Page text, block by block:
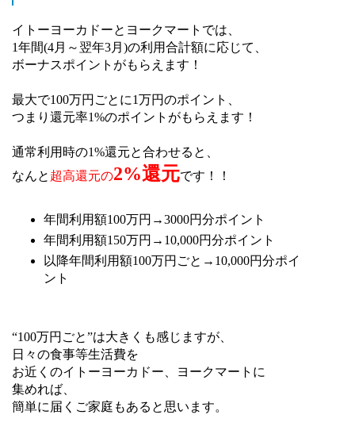
イトーヨーカドーとヨークマートでは、
1年間(4月～翌年3月)の利用合計額に応じて、
ボーナスポイントがもらえます！
最大で100万円ごとに1万円のポイント、
つまり還元率1%のポイントがもらえます！
通常利用時の1%還元と合わせると、
なんと 超高還元の2%還元です！！
年間利用額100万円→3000円分ポイント
年間利用額150万円→10,000円分ポイント
以降年間利用額100万円ごと→10,000円分ポイ
ント
“100万円ごと”は大きくも感じますが、
日々の食事等生活費を
お近くのイトーヨーカドー、ヨークマートに
集めれば、
簡単に届くご家庭もあると思います。